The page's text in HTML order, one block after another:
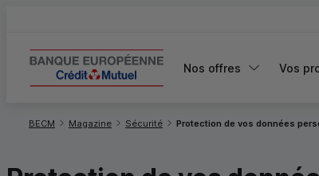
Nos offres Vos
BECM Magazine Sécurité Protection de vos données